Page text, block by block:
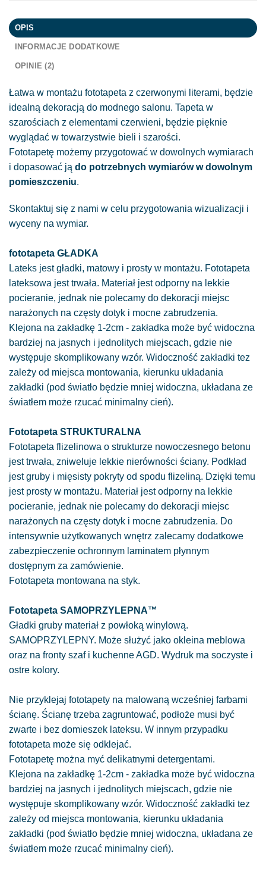
OPIS
INFORMACJE DODATKOWE
OPINIE (2)
Łatwa w montażu fototapeta z czerwonymi literami, będzie
idealną dekoracją do modnego salonu. Tapeta w
szarościach z elementami czerwieni, będzie pięknie
wyglądać w towarzystwie bieli i szarości.
Fototapetę możemy przygotować w dowolnych wymiarach
i dopasować ją do potrzebnych wymiarów w dowolnym
pomieszczeniu.
Skontaktuj się z nami w celu przygotowania wizualizacji i
wyceny na wymiar.
fototapeta GŁADKA
Lateks jest gładki, matowy i prosty w montażu. Fototapeta
lateksowa jest trwała. Materiał jest odporny na lekkie
pocieranie, jednak nie polecamy do dekoracji miejsc
narażonych na częsty dotyk i mocne zabrudzenia.
Klejona na zakładkę 1-2cm - zakładka może być widoczna
bardziej na jasnych i jednolitych miejscach, gdzie nie
występuje skomplikowany wzór. Widoczność zakładki tez
zależy od miejsca montowania, kierunku układania
zakładki (pod światło będzie mniej widoczna, układana ze
światłem może rzucać minimalny cień).
Fototapeta STRUKTURALNA
Fototapeta flizelinowa o strukturze nowoczesnego betonu
jest trwała, zniweluje lekkie nierówności ściany. Podkład
jest gruby i mięsisty pokryty od spodu flizeliną. Dzięki temu
jest prosty w montażu. Materiał jest odporny na lekkie
pocieranie, jednak nie polecamy do dekoracji miejsc
narażonych na częsty dotyk i mocne zabrudzenia. Do
intensywnie użytkowanych wnętrz zalecamy dodatkowe
zabezpieczenie ochronnym laminatem płynnym
dostępnym za zamówienie.
Fototapeta montowana na styk.
Fototapeta SAMOPRZYLEPNA™
Gładki gruby materiał z powłoką winylową.
SAMOPRZYLEPNY. Może służyć jako okleina meblowa
oraz na fronty szaf i kuchenne AGD. Wydruk ma soczyste i
ostre kolory.
Nie przyklejaj fototapety na malowaną wcześniej farbami
ścianę. Ścianę trzeba zagruntować, podłoże musi być
zwarte i bez domieszek lateksu. W innym przypadku
fototapeta może się odklejać.
Fototapetę można myć delikatnymi detergentami.
Klejona na zakładkę 1-2cm - zakładka może być widoczna
bardziej na jasnych i jednolitych miejscach, gdzie nie
występuje skomplikowany wzór. Widoczność zakładki tez
zależy od miejsca montowania, kierunku układania
zakładki (pod światło będzie mniej widoczna, układana ze
światłem może rzucać minimalny cień).